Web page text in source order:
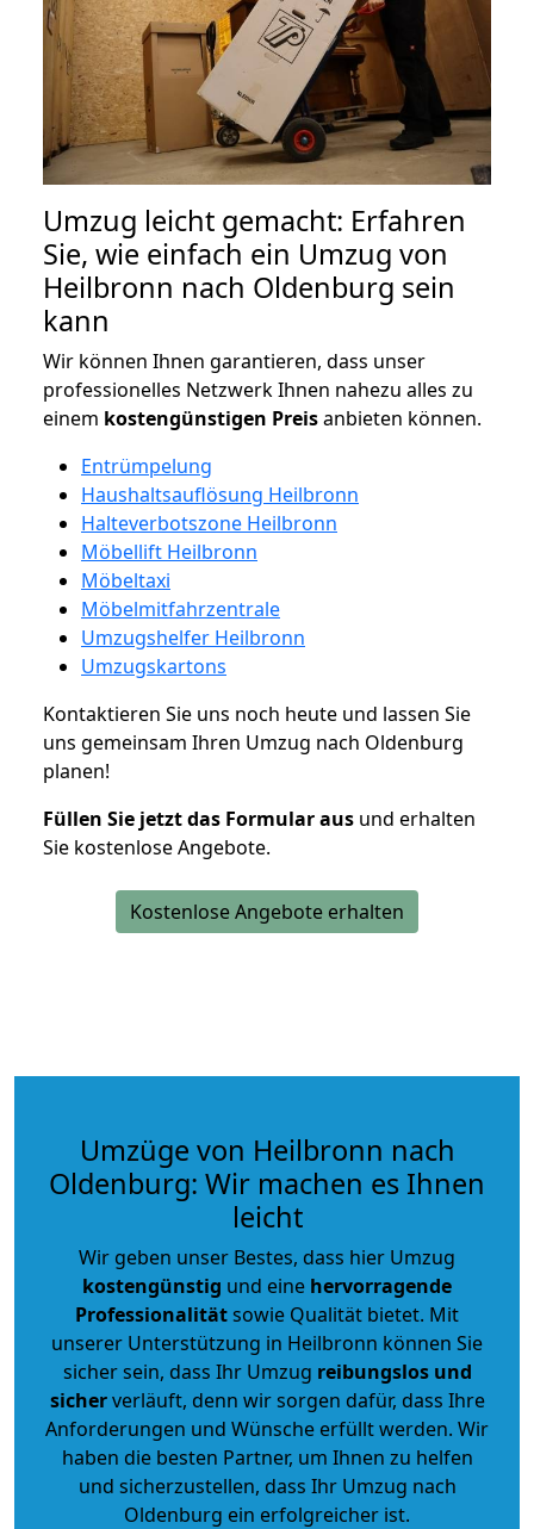
Umzug leicht gemacht: Erfahren
Sie, wie einfach ein Umzug von
Heilbronn nach Oldenburg sein
kann
Wir können Ihnen garantieren, dass unser
professionelles Netzwerk Ihnen nahezu alles zu
einem kostengünstigen Preisanbieten können.
Entrümpelung
Haushaltsauflösung Heilbronn
Halteverbotszone Heilbronn
Möbellift Heilbronn
Möbeltaxi
Möbelmitfahrzentrale
Umzugshelfer Heilbronn
Umzugskartons
Kontaktieren Sie uns noch heute und lassen Sie
uns gemeinsam Ihren Umzug nach Oldenburg
planen!
Füllen Sie jetzt das Formular aus und erhalten
Sie kostenlose Angebote.
Kostenlose Angebote erhalten
Umzüge von Heilbronn nach
Oldenburg: Wir machen es Ihnen
leicht
Wir geben unser Bestes, dass hier Umzug
kostengünstig und eine hervorragende
Professionalitätsowie Qualität bietet. Mit
unserer Unterstützung in Heilbronn können Sie
sicher sein, dass Ihr Umzug reibungslos und
sicherverläuft, denn wir sorgen dafür, dass Ihre
Anforderungen und Wünsche erfüllt werden. Wir
haben die besten Partner, um Ihnen zu helfen
und sicherzustellen, dass Ihr Umzug nach
Oldenburg ein erfolgreicher ist.